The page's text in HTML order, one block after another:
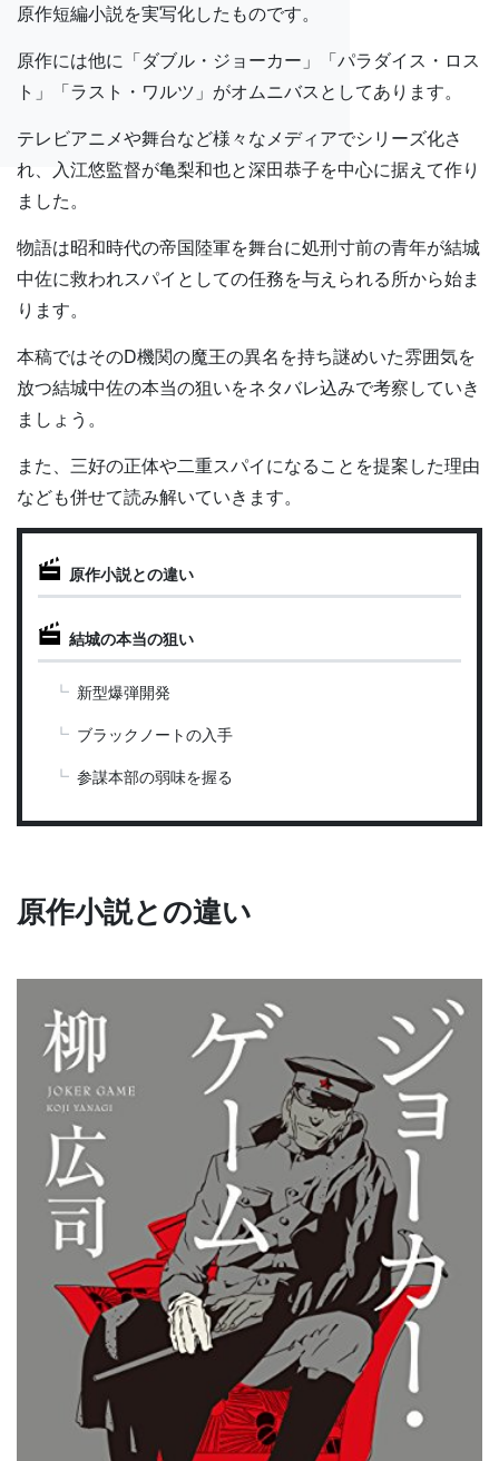
原作短編小説を実写化したものです。
原作には他に「ダブル・ジョーカー」「パラダイス・ロス
ト」「ラスト・ワルツ」がオムニバスとしてあります。
テレビアニメや舞台など様々なメディアでシリーズ化さ
れ、入江悠監督が亀梨和也と深田恭子を中心に据えて作り
ました。
物語は昭和時代の帝国陸軍を舞台に処刑寸前の青年が結城
中佐に救われスパイとしての任務を与えられる所から始ま
ります。
本稿ではそのD機関の魔王の異名を持ち謎めいた雰囲気を
放つ結城中佐の本当の狙いをネタバレ込みで考察していき
ましょう。
また、三好の正体や二重スパイになることを提案した理由
なども併せて読み解いていきます。
原作小説との違い
結城の本当の狙い
新型爆弾開発
ブラックノートの入手
参謀本部の弱味を握る
原作小説との違い